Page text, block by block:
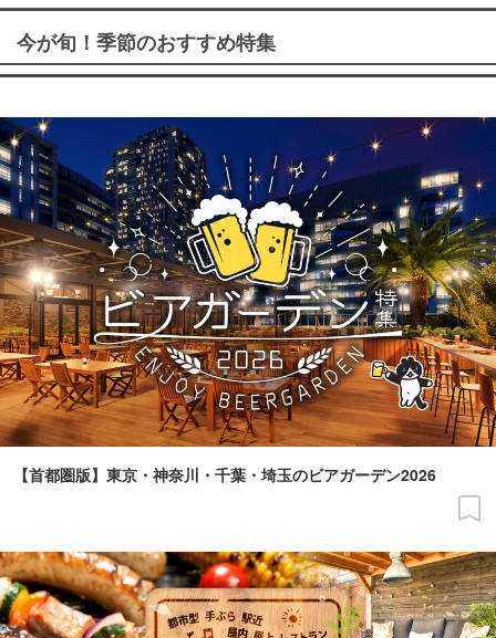
今が旬！季節のおすすめ特集
【首都圏版】東京・神奈川・千葉・埼玉のビアガーデン2026